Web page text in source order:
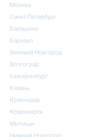
Москва
Санкт-Петербург
Балашиха
Барнаул
Великий Новгород
Волгоград
Екатеринбург
Казань
Краснодар
Красноярск
Мытищи
Нижний Новгород